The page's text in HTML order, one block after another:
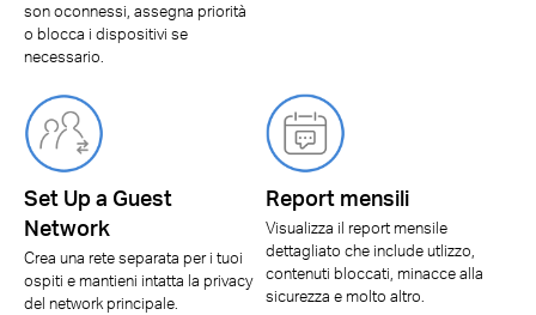
son oconnessi, assegna priorità
o blocca i dispositivi se
necessario.
Set Up a Guest
Network
Crea una rete separata per i tuoi
ospiti e mantieni intatta la privacy
del network principale.
Report mensili
Visualizza il report mensile
dettagliato che include utlizzo,
contenuti bloccati, minacce alla
sicurezza e molto altro.